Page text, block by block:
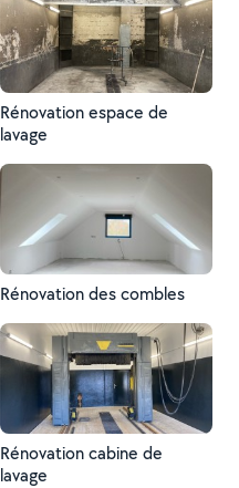
Rénovation espace de
lavage
Rénovation des combles
Rénovation cabine de
lavage